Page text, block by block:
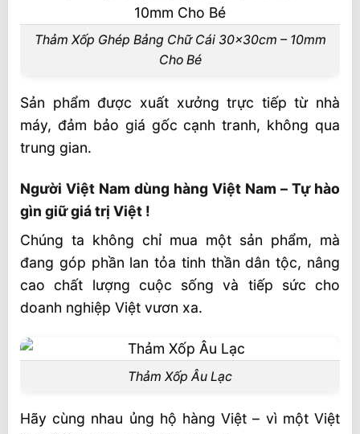
Thảm Xốp Ghép Bảng Chữ Cái 30x30cm – 10mm
Cho Bé
Sản phẩm được xuất xưởng trực tiếp từ nhà
máy, đảm bảo giá gốc cạnh tranh, không qua
trung gian.
Người Việt Nam dùng hàng Việt Nam – Tự hào
gìn giữ giá trị Việt !
Chúng ta không chỉ mua một sản phẩm, mà
đang góp phần lan tỏa tinh thần dân tộc, nâng
cao chất lượng cuộc sống và tiếp sức cho
doanh nghiệp Việt vươn xa.
Thảm Xốp Âu Lạc
Hãy cùng nhau ủng hộ hàng Việt – vì một Việt